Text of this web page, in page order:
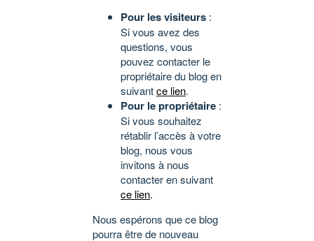
Pour les visiteurs :
Si vous avez des
questions, vous
pouvez contacter le
propriétaire du blog en
suivantce lien.
Pour le propriétaire :
Si vous souhaitez
rétablir l’accès à votre
blog, nous vous
invitons à nous
contacter en suivant
ce lien.
Nous espérons que ce blog
pourra être de nouveau